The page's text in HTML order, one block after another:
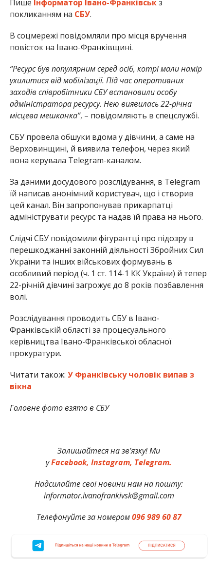
Пише Інформатор Івано-Франківськз
покликанням на СБУ.
В соцмережі повідомляли про місця вручення
повісток на Івано-Франківщині.
“Ресурс був популярним серед осіб, котрі мали намір
ухилитися від мобілізації. Під час оперативних
заходів співробітники СБУ встановили особу
адміністратора ресурсу. Нею виявилась 22-річна
місцева мешканка”, – повідомляють в спецслужбі.
СБУ провела обшуки вдома у дівчини, а саме на
Верховинщині, й виявила телефон, через який
вона керувала Telegram-каналом.
За даними досудового розслідування, в Telegram
їй написав анонімний користувач, що і створив
цей канал. Він запропонував прикарпатці
адмініструвати ресурс та надав їй права на нього.
Слідчі СБУ повідомили фігурантці про підозру в
перешкоджанні законній діяльності Збройних Сил
України та інших військових формувань в
особливий період (ч. 1 ст. 114-1 КК України) й тепер
22-річній дівчині загрожує до 8 років позбавлення
волі.
Розслідування проводить СБУ в Івано-
Франківській області за процесуального
керівництва Івано-Франківської обласної
прокуратури.
Читати також: У Франківську чоловік випав з
вікна
Головне фото взято в СБУ
Залишайтеся на зв’язку! Ми
уFacebook, Instagram, Telegram.
Надсилайте свої новини нам на пошту:
informator.ivanofrankivsk@gmail.com
Телефонуйте за номером096 989 60 87